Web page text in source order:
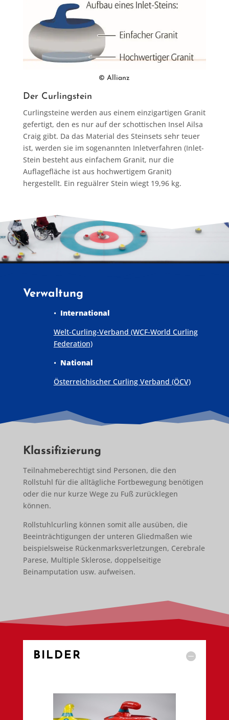
© Allianz
Der Curlingstein
Curlingsteine werden aus einem einzigartigen Granit
gefertigt, den es nur auf der schottischen Insel Ailsa
Craig gibt. Da das Material des Steinsets sehr teuer
ist, werden sie im sogenannten Inletverfahren (Inlet-
Stein besteht aus einfachem Granit, nur die
Auflagefläche ist aus hochwertigem Granit)
hergestellt. Ein reguälrer Stein wiegt 19,96 kg.
Verwaltung
• International
Welt-Curling-Verband (WCF-World Curling
Federation)
• National
Österreichischer Curling Verband (ÖCV)
Klassifizierung
Teilnahmeberechtigt sind Personen, die den
Rollstuhl für die alltägliche Fortbewegung benötigen
oder die nur kurze Wege zu Fuß zurücklegen
können.
Rollstuhlcurling können somit alle ausüben, die
Beeinträchtigungen der unteren Gliedmaßen wie
beispielsweise Rückenmarksverletzungen, Cerebrale
Parese, Multiple Sklerose, doppelseitige
Beinamputation usw. aufweisen.
BILDER